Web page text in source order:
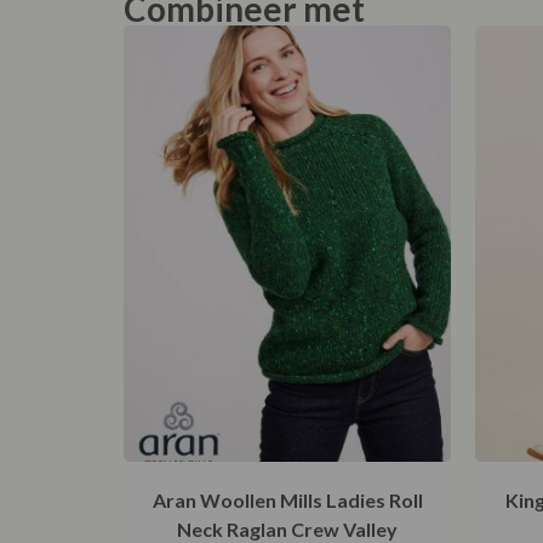
Combineer met
Aran Woollen Mills Ladies Roll
Neck Raglan Crew Valley